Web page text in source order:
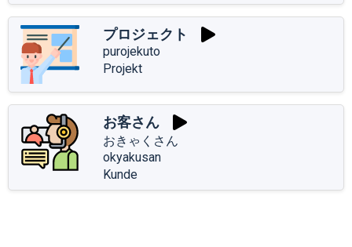
プロジェクト
purojekuto
Projekt
お客さん
おきゃくさん
okyakusan
Kunde